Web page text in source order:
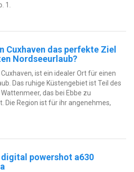
1.
Cuxhaven das perfekte Ziel
Nordseeurlaub?
ist ein idealer Ort für einen
Das ruhige Küstengebiet ist Teil des
das bei Ebbe zu
Die Region ist für ihr angenehmes,
powershot a630